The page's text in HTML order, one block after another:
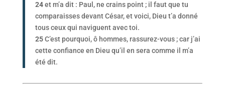
24et m’a dit : Paul, ne crains point ; il faut que tu
comparaisses devant César, et voici, Dieu t’a donné
tous ceux qui naviguent avec toi.
25C’est pourquoi, ô hommes, rassurez-vous ; car j’ai
cette confiance en Dieu qu’il en sera comme il m’a
été dit.